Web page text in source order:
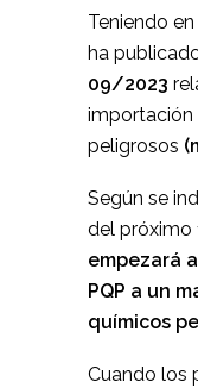
Teniendo
ha
09/2023
importación
peligrosos
Según se
del próximo
empezará
PQP a un
químicos
Cuando los